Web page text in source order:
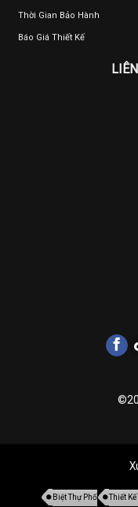
Thời Gian Bảo Hành
Báo Giá Thiết Kế
Biệt Thự Phố Thiết